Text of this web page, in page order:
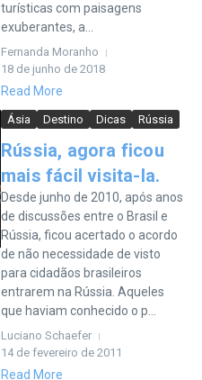
turísticas com paisagens
exuberantes, a...
Fernanda Moranho
18 de junho de 2018
Read More
Ásia Destino Dicas Rússia
Rússia, agora ficou
mais fácil visita-la.
Desde junho de 2010, após anos
de discussões entre o Brasil e
Rússia, ficou acertado o acordo
de não necessidade de visto
para cidadãos brasileiros
entrarem na Rússia. Aqueles
que haviam conhecido o p...
Luciano Schaefer
14 de fevereiro de 2011
Read More